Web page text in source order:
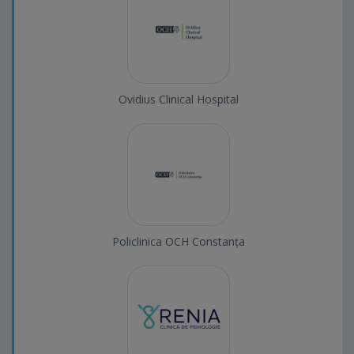
Ovidius Clinical Hospital
Policlinica OCH Constanța